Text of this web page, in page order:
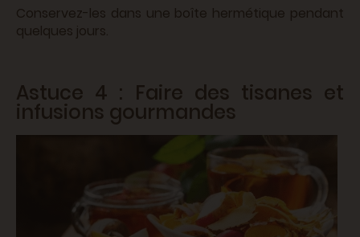
Conservez-les dans une boîte hermétique pendant
quelques jours.
Astuce 4 : Faire des tisanes et
infusions gourmandes